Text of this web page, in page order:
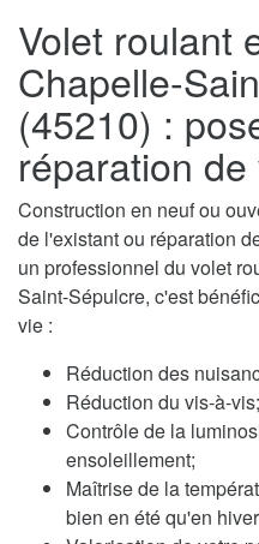
Volet roulant
Chapelle-
(45210) :
réparation
Construction en neuf ou
de l'existant ou réparation
un professionnel du volet
Saint-Sépulcre, c'est
vie :
Réduction des
Réduction du vis-à-vis;
Contrôle de la
ensoleillement;
Maîtrise de la
bien en été qu'en